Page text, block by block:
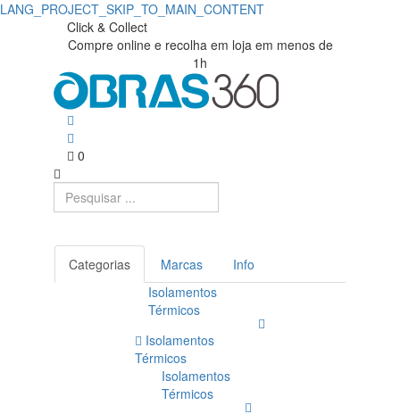
LANG_PROJECT_SKIP_TO_MAIN_CONTENT
Click & Collect
Compre online e recolha em loja em menos de
1h
0
Categorias Marcas
Info
Isolamentos
Térmicos
Isolamentos
Térmicos
Isolamentos
Térmicos